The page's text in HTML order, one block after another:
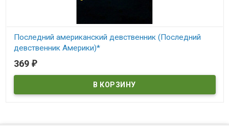
Последний американский девственник (Последний
девственник Америки)*
В наличии
369 ₽